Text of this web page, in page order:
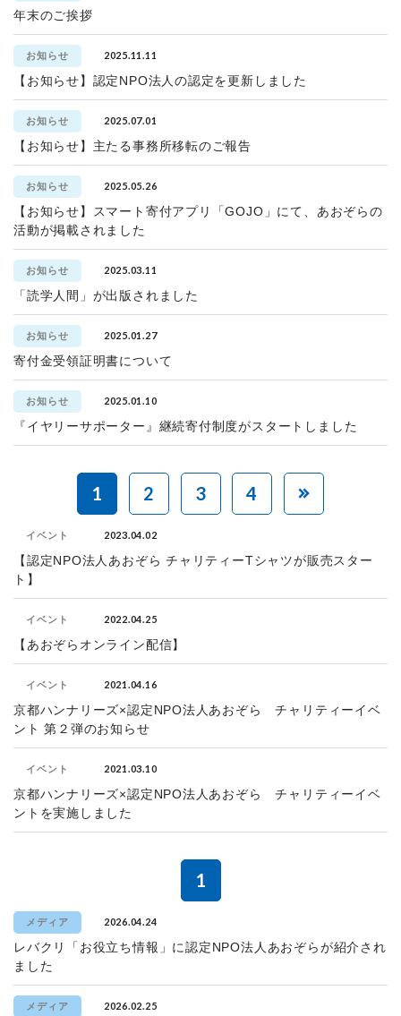
年末のご挨拶
お知らせ 2025.11.11
【お知らせ】認定NPO法人の認定を更新しました
お知らせ 2025.07.01
【お知らせ】主たる事務所移転のご報告
お知らせ 2025.05.26
【お知らせ】スマート寄付アプリ「GOJO」にて、あおぞらの
活動が掲載されました
お知らせ 2025.03.11
「読学人間」が出版されました
お知らせ 2025.01.27
寄付金受領証明書について
お知らせ 2025.01.10
『イヤリーサポーター』継続寄付制度がスタートしました
1 2 3 4
イベント 2023.04.02
【認定NPO法人あおぞら チャリティーTシャツが販売スター
ト】
イベント 2022.04.25
【あおぞらオンライン配信】
イベント 2021.04.16
京都ハンナリーズ×認定NPO法人あおぞら チャリティーイベ
ント 第２弾のお知らせ
イベント 2021.03.10
京都ハンナリーズ×認定NPO法人あおぞら チャリティーイベ
ントを実施しました
1
メディア 2026.04.24
レバクリ「お役立ち情報」に認定NPO法人あおぞらが紹介され
ました
メディア 2026.02.25